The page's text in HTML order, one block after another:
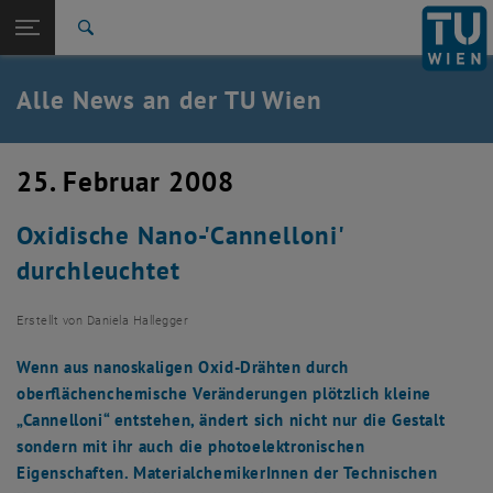
TU Login
Quicklinks
Quicklinks-Menü umschalten
Studium
Karriere
Zurück: Subseiten von TU Wien Startseite auflisten
Zurück zur letzten Ebene:
TU Wien Startseite
Übersicht
Alle News an der TU Wien
25. Februar 2008
Oxidische Nano-'Cannelloni'
durchleuchtet
Erstellt von Daniela Hallegger
Wenn aus nanoskaligen Oxid-Drähten durch
oberflächenchemische Veränderungen plötzlich kleine
„Cannelloni“ entstehen, ändert sich nicht nur die Gestalt
sondern mit ihr auch die photoelektronischen
Eigenschaften. MaterialchemikerInnen der Technischen